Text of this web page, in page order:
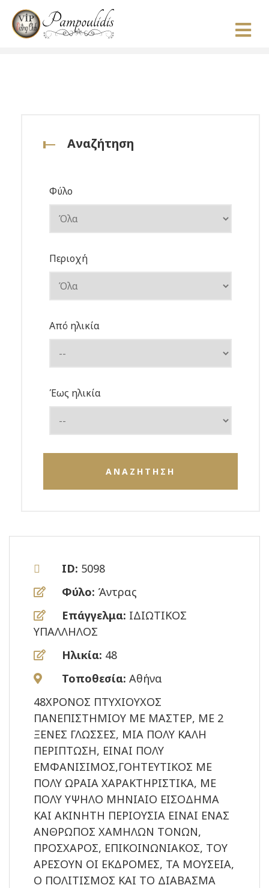
Αναζήτηση
Φύλο
Περιοχή
Από ηλικία
Έως ηλικία
ΑΝΑΖΗΤΗΣΗ
ID: 5098
Φύλο: Άντρας
Επάγγελμα: ΙΔΙΩΤΙΚΟΣ
ΥΠΑΛΛΗΛΟΣ
Ηλικία: 48
Τοποθεσία: Αθήνα
48ΧΡΟΝΟΣ ΠΤΥΧΙΟΥΧΟΣ
ΠΑΝΕΠΙΣΤΗΜΙΟΥ ΜΕ ΜΑΣΤΕΡ, ΜΕ 2
ΞΕΝΕΣ ΓΛΩΣΣΕΣ, ΜΙΑ ΠΟΛΥ ΚΑΛΗ
ΠΕΡΙΠΤΩΣΗ, ΕΙΝΑΙ ΠΟΛΥ
ΕΜΦΑΝΙΣΙΜΟΣ,ΓΟΗΤΕΥΤΙΚΟΣ ΜΕ
ΠΟΛΥ ΩΡΑΙΑ ΧΑΡΑΚΤΗΡΙΣΤΙΚΑ, ΜΕ
ΠΟΛΥ ΥΨΗΛΟ ΜΗΝΙΑΙΟ ΕΙΣΟΔΗΜΑ
ΚΑΙ ΑΚΙΝΗΤΗ ΠΕΡΙΟΥΣΙΑ ΕΙΝΑΙ ΕΝΑΣ
ΑΝΘΡΩΠΟΣ ΧΑΜΗΛΩΝ ΤΟΝΩΝ,
ΠΡΟΣΧΑΡΟΣ, ΕΠΙΚΟΙΝΩΝΙΑΚΟΣ, ΤΟΥ
ΑΡΕΣΟΥΝ ΟΙ ΕΚΔΡΟΜΕΣ, ΤΑ ΜΟΥΣΕΙΑ,
Ο ΠΟΛΙΤΙΣΜΟΣ ΚΑΙ ΤΟ ΔΙΑΒΑΣΜΑ